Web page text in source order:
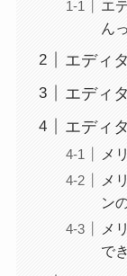
エ
ん
エディ
エディ
エディ
メ
メ
ン
メ
で